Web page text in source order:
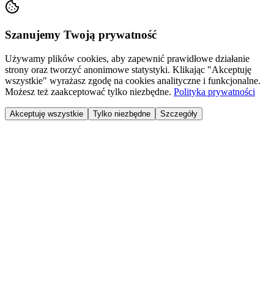
Szanujemy Twoją prywatność
Używamy plików cookies, aby zapewnić prawidłowe działanie
strony oraz tworzyć anonimowe statystyki. Klikając "Akceptuję
wszystkie" wyrażasz zgodę na cookies analityczne i funkcjonalne.
Możesz też zaakceptować tylko niezbędne. Polityka prywatności
Akceptuję wszystkie Tylko niezbędne Szczegóły